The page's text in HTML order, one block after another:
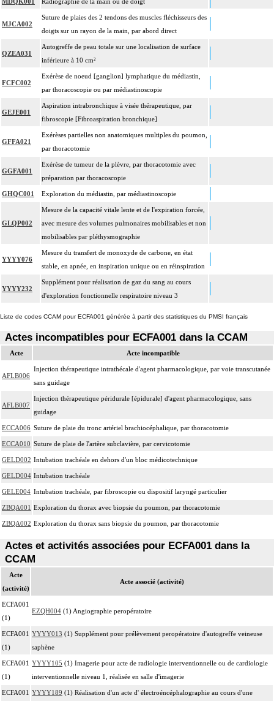
durée sous ampli de brillance (chapitre 19) ne peuvent pas être facturés avec les
actes diagnostiques ou thérapeutiques de radiologie vasculaire
MJCA002
Suture de plaies des 2 tendons des muscles fléchisseurs des
doigts sur un rayon de la main, par abord direct
QZEA031
Autogreffe de peau totale sur une localisation de surface
inférieure à 10 cm²
FCFC002
Exérèse de noeud [ganglion] lymphatique du médiastin,
par thoracoscopie ou par médiastinoscopie
GEJE001
Aspiration intrabronchique à visée thérapeutique, par
fibroscopie [Fibroaspiration bronchique]
GFFA021
Exérèses partielles non anatomiques multiples du poumon,
par thoracotomie
GGFA001
Exérèse de tumeur de la plèvre, par thoracotomie avec
préparation par thoracoscopie
GHQC001 Exploration du médiastin, par médiastinoscopie
GLQP002
Mesure de la capacité vitale lente et de l'expiration forcée,
avec mesure des volumes pulmonaires mobilisables et non
mobilisables par pléthysmographie
YYYY076
Mesure du transfert de monoxyde de carbone, en état
stable, en apnée, en inspiration unique ou en réinspiration
YYYY232
Supplément pour réalisation de gaz du sang au cours
d'exploration fonctionnelle respiratoire niveau 3
Liste de codes CCAM pour ECFA001 générée à partir des statistiques du PMSI français
Actes incompatibles pour ECFA001 dans la CCAM
Acte Acte incompatible
AFLB006
Injection thérapeutique intrathécale d'agent pharmacologique, par voie transcutanée
sans guidage
AFLB007
Injection thérapeutique péridurale [épidurale] d'agent pharmacologique, sans
guidage
ECCA006 Suture de plaie du tronc artériel brachiocéphalique, par thoracotomie
ECCA010 Suture de plaie de l'artère subclavière, par cervicotomie
GELD002 Intubation trachéale en dehors d'un bloc médicotechnique
GELD004 Intubation trachéale
GELE004 Intubation trachéale, par fibroscopie ou dispositif laryngé particulier
ZBQA001 Exploration du thorax avec biopsie du poumon, par thoracotomie
ZBQA002 Exploration du thorax sans biopsie du poumon, par thoracotomie
Actes et activités associées pour ECFA001 dans la
CCAM
Acte
(activité)
Acte associé (activité)
ECFA001
(1)
EZQH004 (1) Angiographie peropératoire
ECFA001
(1)
YYYY013 (1) Supplément pour prélèvement peropératoire d'autogreffe veineuse
saphène
ECFA001
(1)
YYYY105 (1) Imagerie pour acte de radiologie interventionnelle ou de cardiologie
interventionnelle niveau 1, réalisée en salle d'imagerie
ECFA001 YYYY189 (1) Réalisation d'un acte d' électroéncéphalographie au cours d'une